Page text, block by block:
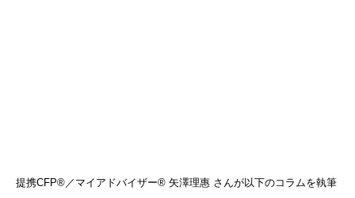
提携CFP®／マイアドバイザー® 矢澤理惠 さんが以下のコラムを執筆